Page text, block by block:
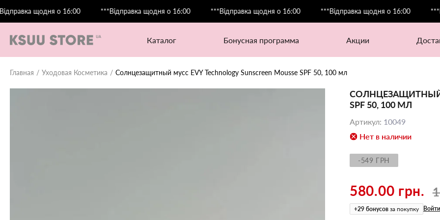
щодня о 16:00 ***Відправка щодня о 16:00 ***Відправка щодня о 16:00 ***Відправка щодня о 16:00
каталог бонусная программа акции
Главная Уходовая Косметика Солнцезащитный мусс EVY Technology Sunscreen Mousse SPF 50, 100 мл
СОЛНЦЕЗАЩИТНЫЙ
SPF 50, 100 МЛ
Артикул: 10049
Нет в наличии
-549 ГРН
580.00 грн.
+29 бонусов за покупку